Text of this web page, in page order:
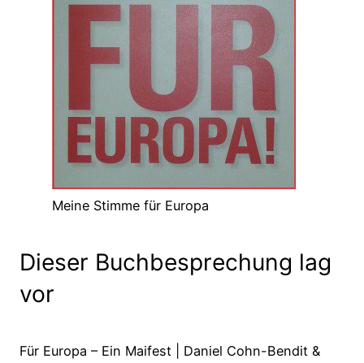
Meine Stimme für Europa
Dieser Buchbesprechung lag
vor
Für Europa – Ein Maifest | Daniel Cohn-Bendit &